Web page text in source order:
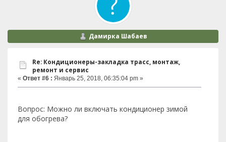
Дамирка Шабаев
Re: Кондиционеры-закладка трасс, монтаж,
ремонт и сервис
« Ответ #6 : Январь 25, 2018, 06:35:04 pm »
Вопрос: Можно ли включать кондиционер зимой
для обогрева?